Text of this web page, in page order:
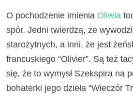
O pochodzenie imienia Oliwia
spór. Jedni twierdzą, że
starożytnych, a inni, że jest
francuskiego “Olivier”. Są też
się, że to wymysł Szekspira na
bohaterki jego dzieła “Wieczór